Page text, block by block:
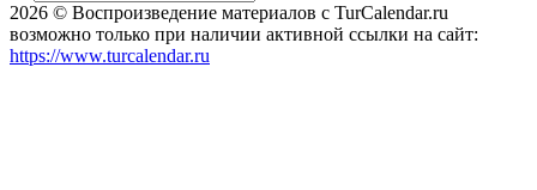
2026 © Воспроизведение материалов c TurCalendar.ru
возможно только при наличии активной ссылки на сайт:
https://www.turcalendar.ru